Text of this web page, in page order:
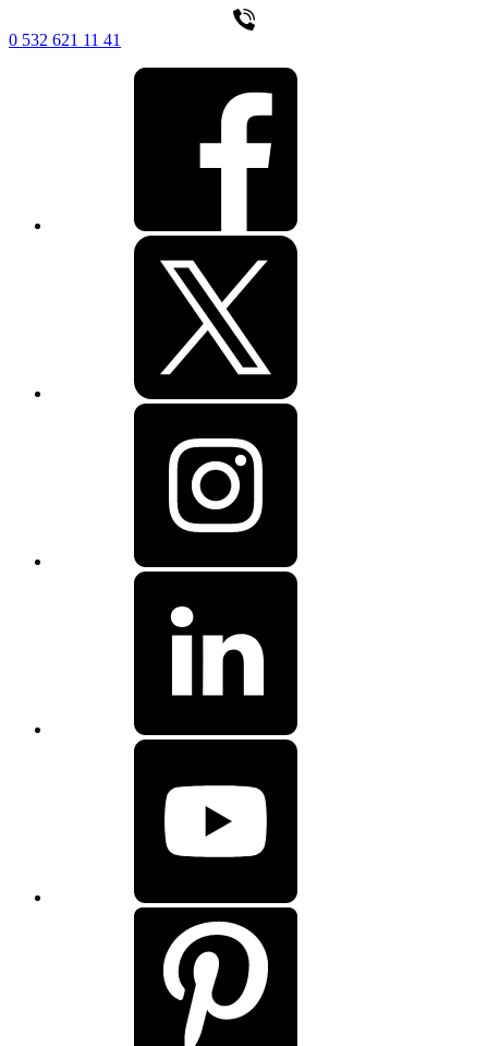
0 532 621 11 41